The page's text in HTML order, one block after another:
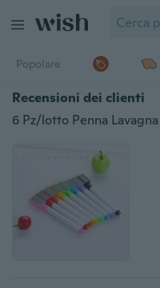
Popolare
Recensioni dei clienti